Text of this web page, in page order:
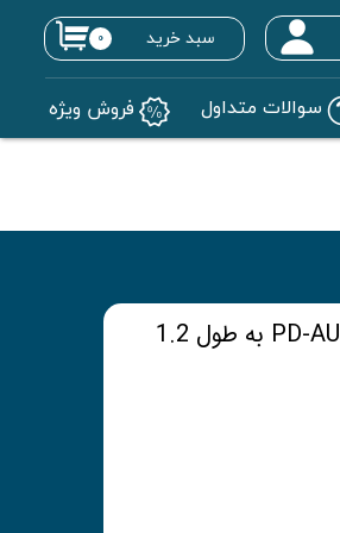
۰ سبد خرید
سوالات متداول فروش ویژه
کابل تبدیل لایتنینگ به AUX پرودو مدل PD-AUL12 به طول 1.2